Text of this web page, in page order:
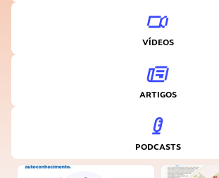
VÍDEOS
ARTIGOS
PODCASTS